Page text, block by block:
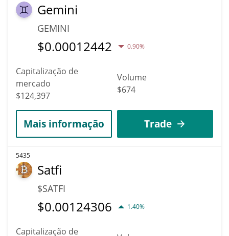
Gemini
GEMINI
$0.00012442 0.90%
Capitalização de
mercado
$124,397
Volume
$674
Mais informação Trade
5435
Satfi
$SATFI
$0.00124306 1.40%
Capitalização de